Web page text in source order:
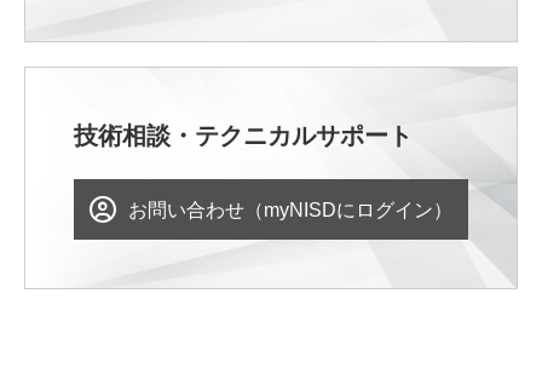
技術相談・テクニカルサポート
お問い合わせ（myNISDにログイン）